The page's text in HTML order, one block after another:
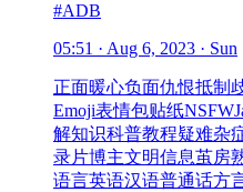
#ADB
05:51 · Aug 6, 2023 · Sun
正面暖心负面仇恨抵制
Emoji表情包贴纸NSFW
解知识科普教程疑难杂
录片博主文明信息茧房
语言英语汉语普通话方